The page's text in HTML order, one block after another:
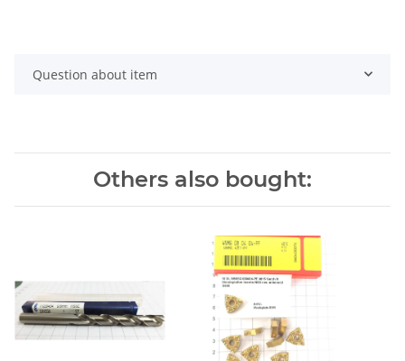
Question about item
Others also bought: